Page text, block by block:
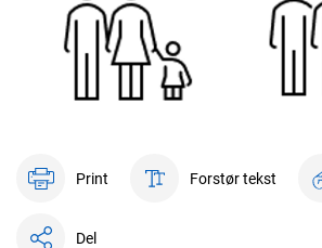
Print Forstør tekst
Del